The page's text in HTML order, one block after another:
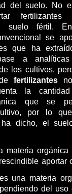
del suelo. No
fertilizantes
suelo fértil.
se
que ha
a
los cultivos,
fertilizantes
la
que se
por lo
dicho, el
materia
aportar
es una materia
del